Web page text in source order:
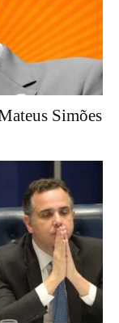
Simões